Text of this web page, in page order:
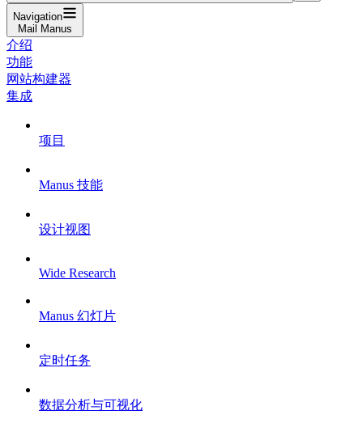
Navigation
Mail Manus
介绍
功能
网站构建器
集成
项目
Manus 技能
设计视图
Wide Research
Manus 幻灯片
定时任务
数据分析与可视化